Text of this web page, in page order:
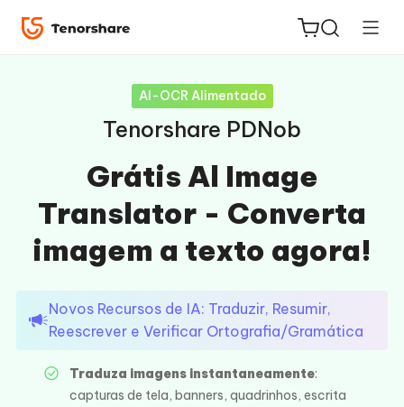
ReiBoot
for iOS
PDNob
Editor
Tenorshare PDNob
AI-OCR Alimentado
Grátis Al Image
Translator - Converta
imagem a texto agora!
Novos Recursos de IA: Traduzir, Resumir,
Reescrever e Verificar Ortografia/Gramática
Traduza imagens instantaneamente:
capturas de tela, banners, quadrinhos, escrita